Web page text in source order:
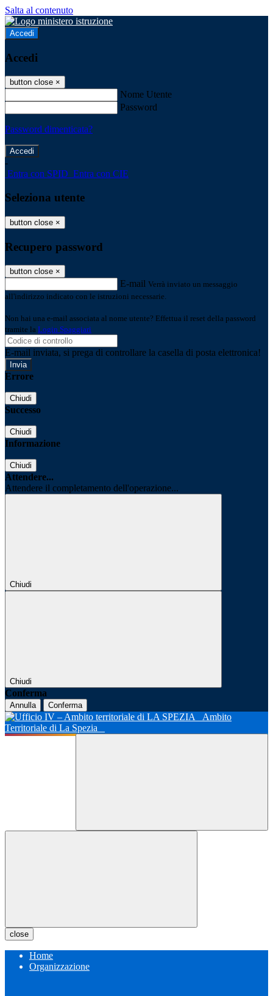
Salta al contenuto
Accedi
Accedi
button close ×
Nome Utente
Password
Password dimenticata?
-
Entra con SPID Entra con CIE
Seleziona utente
button close ×
Recupero password
button close ×
E-mail Verrà inviato un messaggio
all'indirizzo indicato con le istruzioni necessarie.
Non hai una e-mail associata al nome utente? Effettua il reset della password
tramite la Login Spaggiari
E-mail inviata, si prega di controllare la casella di posta elettronica!
Errore
Chiudi
Successo
Chiudi
Informazione
Chiudi
Attendere...
Attendere il completamento dell'operazione...
Chiudi
Chiudi
Conferma
Annulla Conferma
Ambito
Territoriale di La Spezia
close
Home
Organizzazione